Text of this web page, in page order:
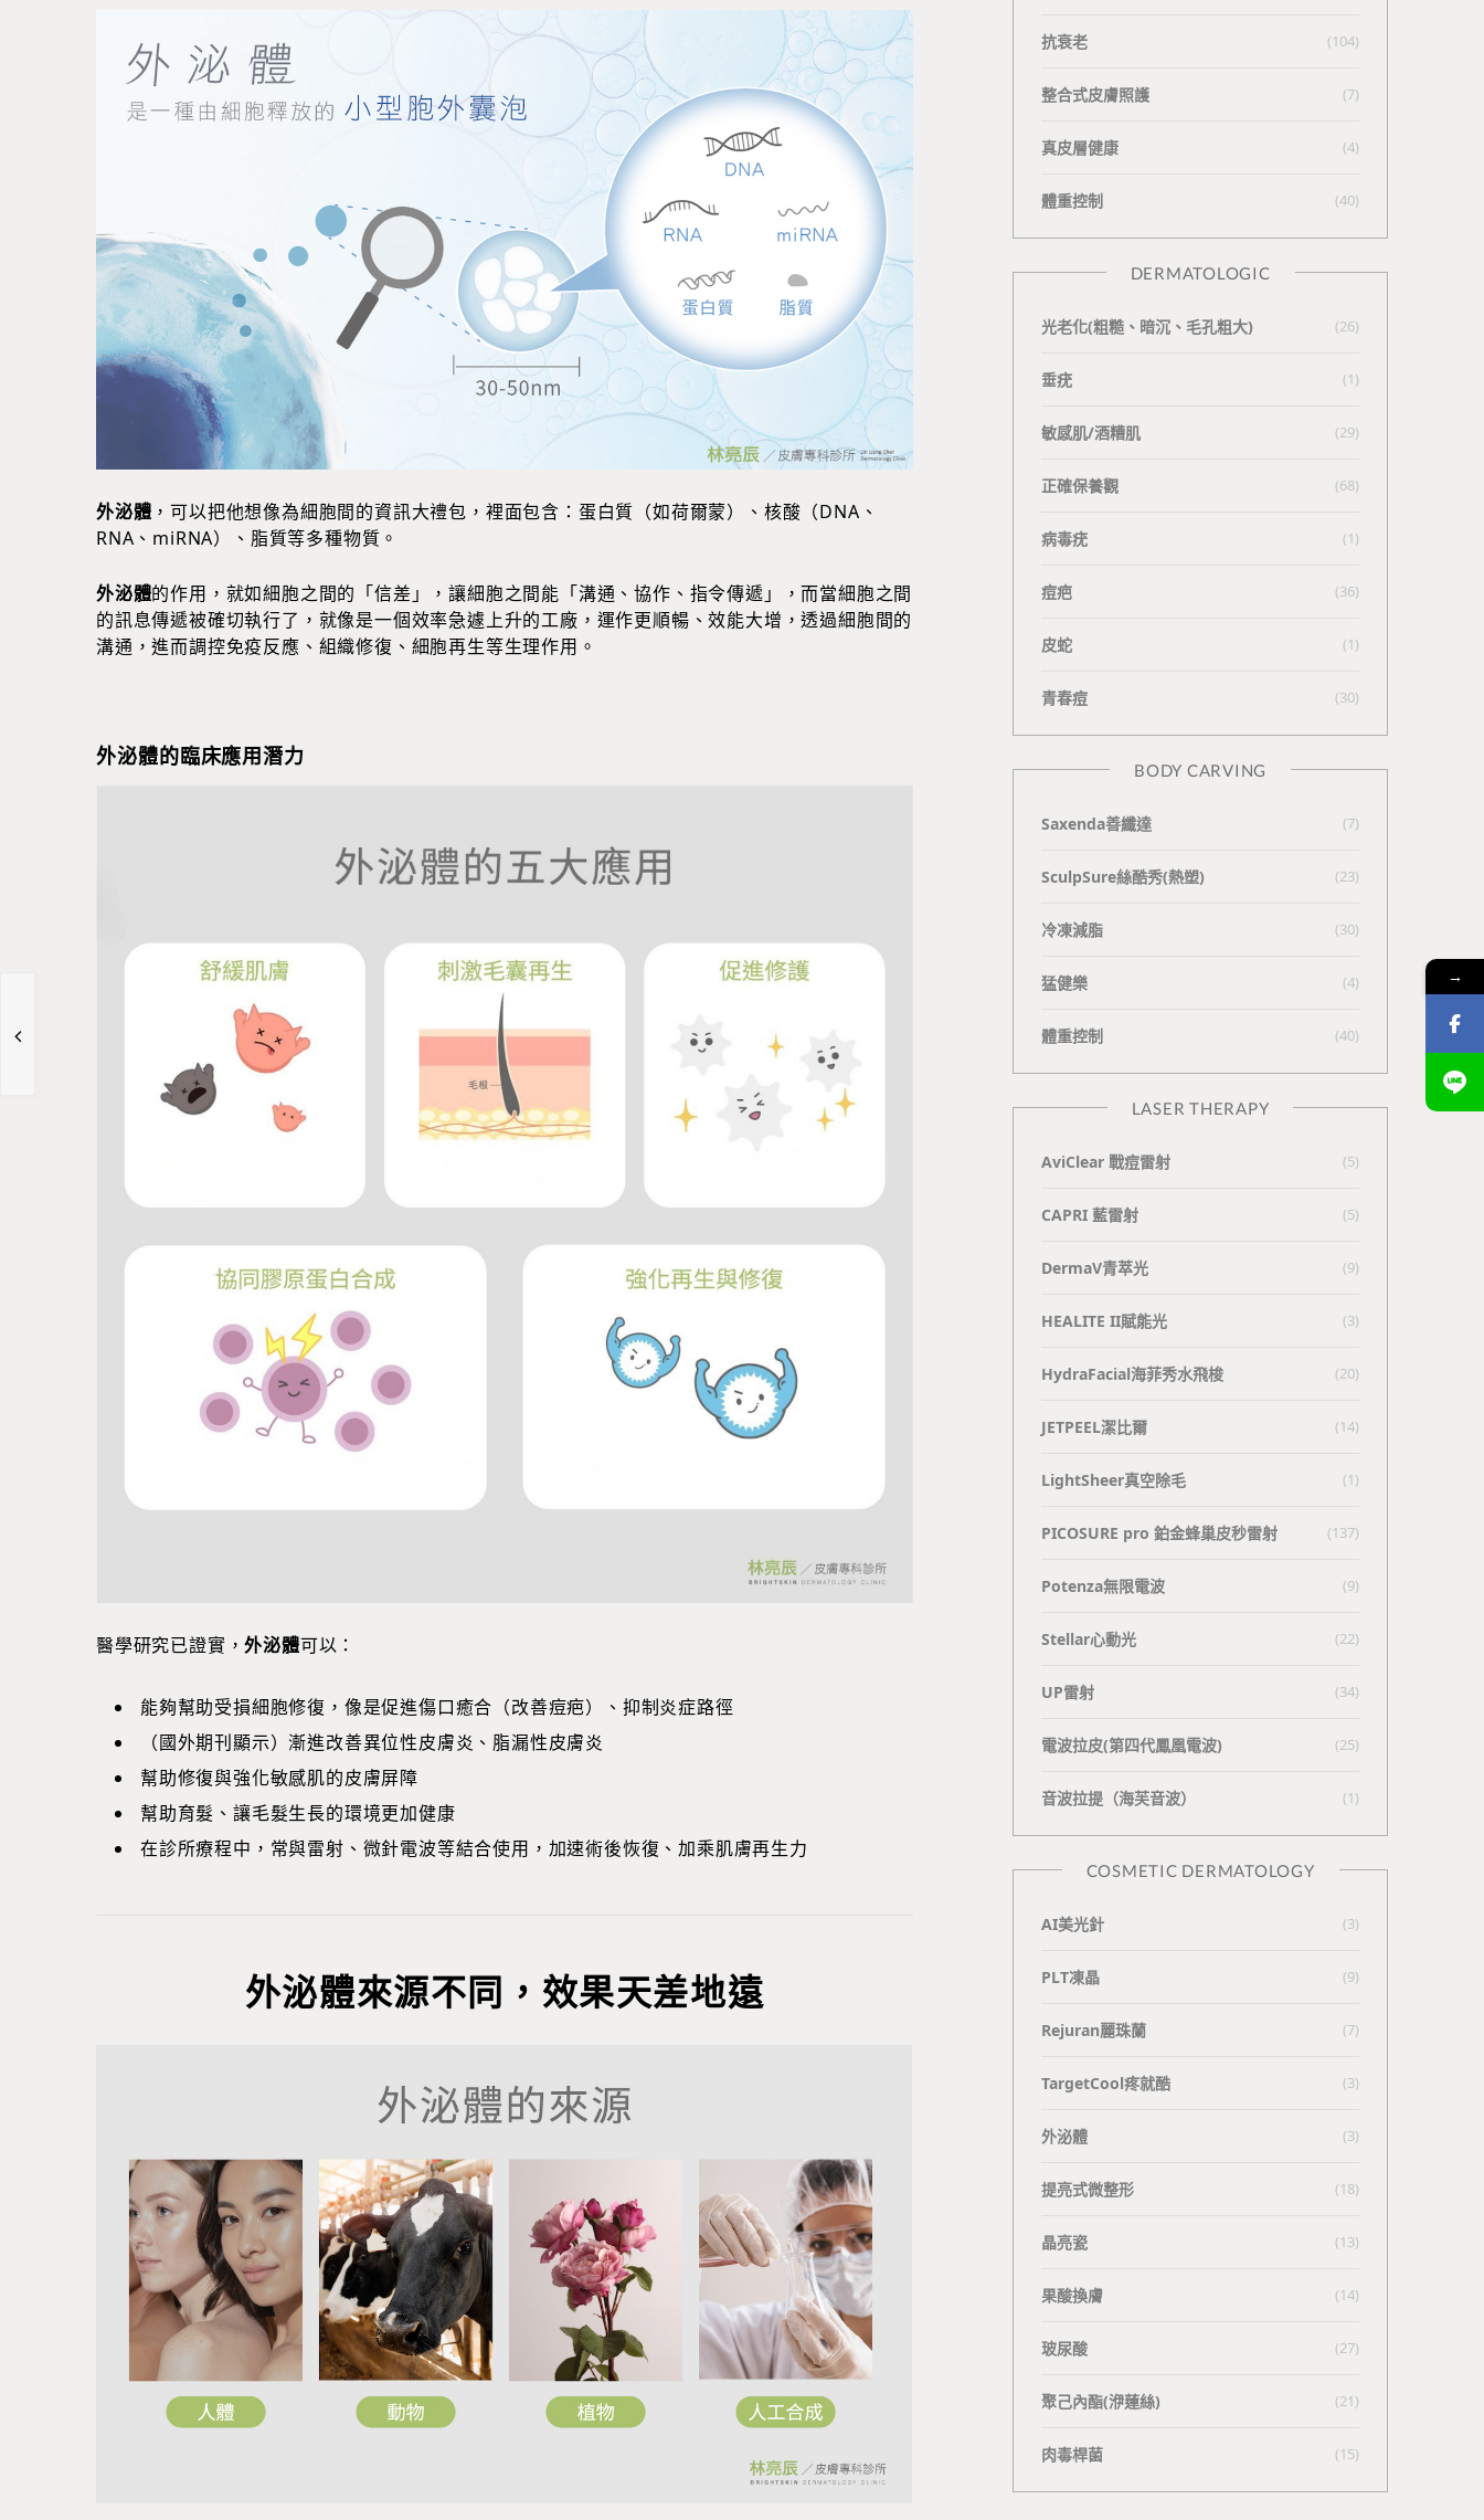
外泌體 ，可以把他想像為細胞間的資訊大禮包，裡面包含：蛋白質（如荷爾蒙）、核酸（DNA、
RNA、miRNA）、脂質等多種物質。
外泌體的作用，就如細胞之間的「信差」，讓細胞之間能「溝通、協作、指令傳遞」，而當細胞之間
的訊息傳遞被確切執行了，就像是一個效率急遽上升的工廠，運作更順暢、效能大增，透過細胞間的
溝通，進而調控免疫反應、組織修復、細胞再生等生理作用。
外泌體的臨床應用潛力
醫學研究已證實，外泌體可以：
能夠幫助受損細胞修復，像是促進傷口癒合（改善痘疤）、抑制炎症路徑
（國外期刊顯示）漸進改善異位性皮膚炎、脂漏性皮膚炎
幫助修復與強化敏感肌的皮膚屏障
幫助育髮、讓毛髮生長的環境更加健康
在診所療程中，常與雷射、微針電波等結合使用，加速術後恢復、加乘肌膚再生力
外泌體來源不同，效果天差地遠
抗衰老 (104)
整合式皮膚照護 (7)
真皮層健康 (4)
體重控制 (40)
DERMATOLOGIC
光老化(粗糙、暗沉、毛孔粗大) (26)
垂疣 (1)
敏感肌/酒糟肌 (29)
正確保養觀 (68)
病毒疣 (1)
痘疤 (36)
皮蛇 (1)
青春痘 (30)
BODY CARVING
Saxenda善纖達 (7)
SculpSure絲酷秀(熱塑) (23)
冷凍減脂 (30)
猛健樂 (4)
體重控制 (40)
LASER THERAPY
AviClear 戰痘雷射 (5)
CAPRI 藍雷射 (5)
DermaV青萃光 (9)
HEALITE II賦能光 (3)
HydraFacial海菲秀水飛梭 (20)
JETPEEL潔比爾 (14)
LightSheer真空除毛 (1)
PICOSURE pro 鉑金蜂巢皮秒雷射 (137)
Potenza無限電波 (9)
Stellar心動光 (22)
UP雷射 (34)
電波拉皮(第四代鳳凰電波) (25)
⾳波拉提（海芙⾳波） (1)
COSMETIC DERMATOLOGY
AI美光針 (3)
PLT凍晶 (9)
Rejuran麗珠蘭 (7)
TargetCool疼就酷 (3)
外泌體 (3)
提亮式微整形 (18)
晶亮瓷 (13)
果酸換膚 (14)
玻尿酸 (27)
聚己內酯(洢蓮絲) (21)
肉毒桿菌 (15)
→